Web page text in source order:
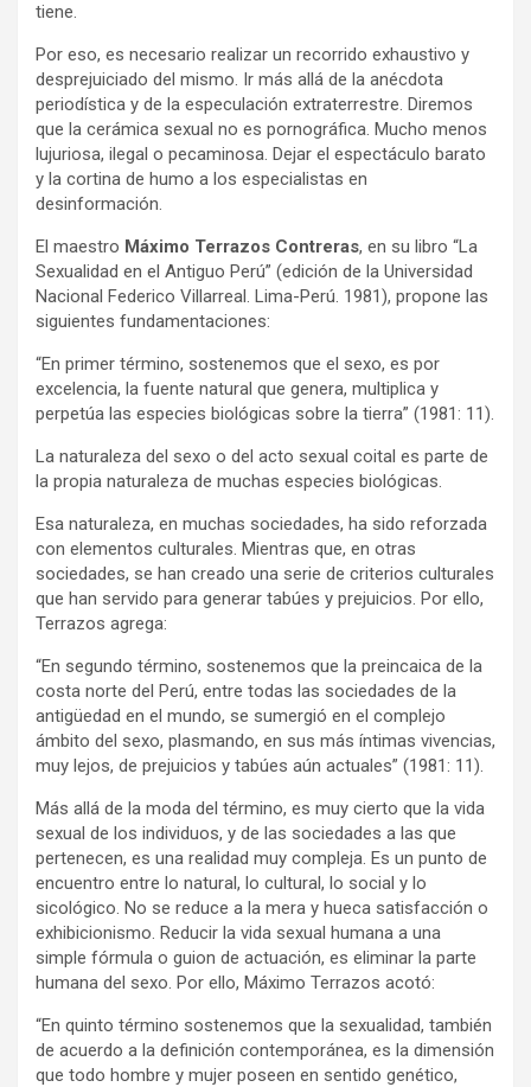
tiene.
Por eso, es necesario realizar un recorrido exhaustivo y
desprejuiciado del mismo. Ir más allá de la anécdota
periodística y de la especulación extraterrestre. Diremos
que la cerámica sexual no es pornográfica. Mucho menos
lujuriosa, ilegal o pecaminosa. Dejar el espectáculo barato
y la cortina de humo a los especialistas en
desinformación.
El maestro Máximo Terrazos Contreras, en su libro “La
Sexualidad en el Antiguo Perú” (edición de la Universidad
Nacional Federico Villarreal. Lima-Perú. 1981), propone las
siguientes fundamentaciones:
“En primer término, sostenemos que el sexo, es por
excelencia, la fuente natural que genera, multiplica y
perpetúa las especies biológicas sobre la tierra” (1981: 11).
La naturaleza del sexo o del acto sexual coital es parte de
la propia naturaleza de muchas especies biológicas.
Esa naturaleza, en muchas sociedades, ha sido reforzada
con elementos culturales. Mientras que, en otras
sociedades, se han creado una serie de criterios culturales
que han servido para generar tabúes y prejuicios. Por ello,
Terrazos agrega:
“En segundo término, sostenemos que la preincaica de la
costa norte del Perú, entre todas las sociedades de la
antigüedad en el mundo, se sumergió en el complejo
ámbito del sexo, plasmando, en sus más íntimas vivencias,
muy lejos, de prejuicios y tabúes aún actuales” (1981: 11).
Más allá de la moda del término, es muy cierto que la vida
sexual de los individuos, y de las sociedades a las que
pertenecen, es una realidad muy compleja. Es un punto de
encuentro entre lo natural, lo cultural, lo social y lo
sicológico. No se reduce a la mera y hueca satisfacción o
exhibicionismo. Reducir la vida sexual humana a una
simple fórmula o guion de actuación, es eliminar la parte
humana del sexo. Por ello, Máximo Terrazos acotó:
“En quinto término sostenemos que la sexualidad, también
de acuerdo a la definición contemporánea, es la dimensión
que todo hombre y mujer poseen en sentido genético,